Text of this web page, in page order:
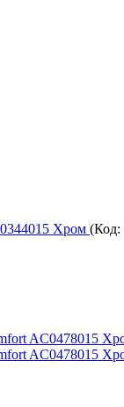
Хром (Код: